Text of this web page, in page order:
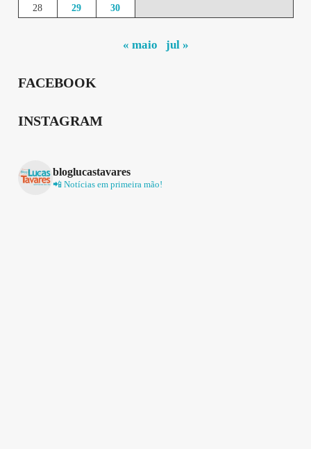
28
29 30
« maio jul »
FACEBOOK
INSTAGRAM
bloglucastavares
📲 Notícias em primeira mão!